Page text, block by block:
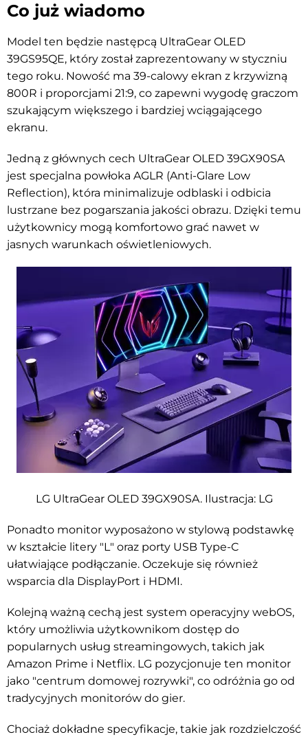
Co już wiadomo
Model ten będzie następcą UltraGear OLED
39GS95QE, który został zaprezentowany w styczniu
tego roku. Nowość ma 39-calowy ekran z krzywizną
800R i proporcjami 21:9, co zapewni wygodę graczom
szukającym większego i bardziej wciągającego
ekranu.
Jedną z głównych cech UltraGear OLED 39GX90SA
jest specjalna powłoka AGLR (Anti-Glare Low
Reflection), która minimalizuje odblaski i odbicia
lustrzane bez pogarszania jakości obrazu. Dzięki temu
użytkownicy mogą komfortowo grać nawet w
jasnych warunkach oświetleniowych.
LG UltraGear OLED 39GX90SA. Ilustracja: LG
Ponadto monitor wyposażono w stylową podstawkę
w kształcie litery "L" oraz porty USB Type-C
ułatwiające podłączanie. Oczekuje się również
wsparcia dla DisplayPort i HDMI.
Kolejną ważną cechą jest system operacyjny webOS,
który umożliwia użytkownikom dostęp do
popularnych usług streamingowych, takich jak
Amazon Prime i Netflix. LG pozycjonuje ten monitor
jako "centrum domowej rozrywki", co odróżnia go od
tradycyjnych monitorów do gier.
Chociaż dokładne specyfikacje, takie jak rozdzielczość